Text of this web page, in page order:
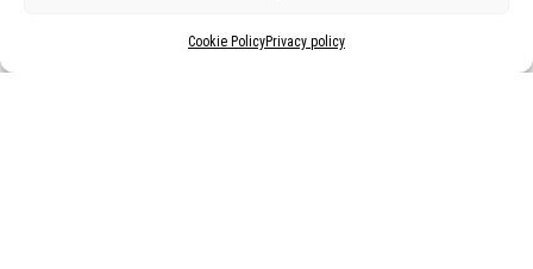
Cookie PolicyPrivacy policy